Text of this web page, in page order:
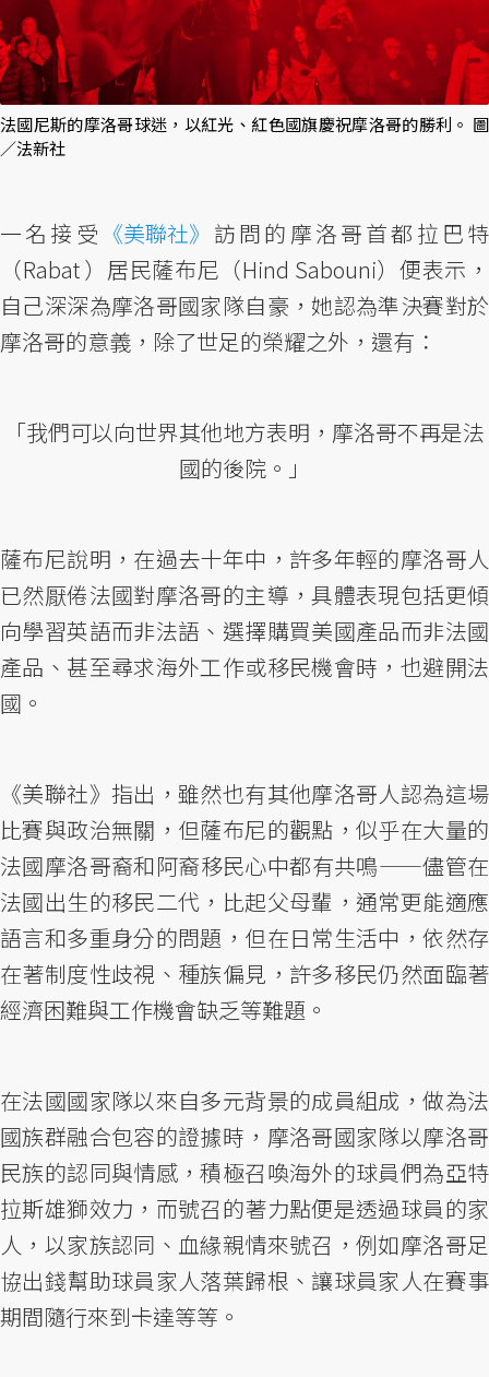
法國尼斯的摩洛哥球迷，以紅光、紅色國旗慶祝摩洛哥的勝利。 圖
／法新社
一名接受 《美聯社》 訪問的摩洛哥首都拉巴特
（Rabat ）居民薩布尼（Hind Sabouni）便表示，
自己深深為摩洛哥國家隊自豪，她認為準決賽對於
摩洛哥的意義，除了世足的榮耀之外，還有：
「我們可以向世界其他地方表明，摩洛哥不再是法
國的後院。」
薩布尼說明，在過去十年中，許多年輕的摩洛哥人
已然厭倦法國對摩洛哥的主導，具體表現包括更傾
向學習英語而非法語、選擇購買美國產品而非法國
產品、甚至尋求海外工作或移民機會時，也避開法
國。
《美聯社》指出，雖然也有其他摩洛哥人認為這場
比賽與政治無關，但薩布尼的觀點，似乎在大量的
法國摩洛哥裔和阿裔移民心中都有共鳴——儘管在
法國出生的移民二代，比起父母輩，通常更能適應
語言和多重身分的問題，但在日常生活中，依然存
在著制度性歧視、種族偏見，許多移民仍然面臨著
經濟困難與工作機會缺乏等難題。
在法國國家隊以來自多元背景的成員組成，做為法
國族群融合包容的證據時，摩洛哥國家隊以摩洛哥
民族的認同與情感，積極召喚海外的球員們為亞特
拉斯雄獅效力，而號召的著力點便是透過球員的家
人，以家族認同、血緣親情來號召，例如摩洛哥足
協出錢幫助球員家人落葉歸根、讓球員家人在賽事
期間隨行來到卡達等等。